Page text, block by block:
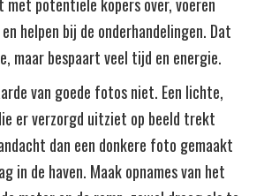
potentiele kopers over, voeren
helpen bij de onderhandelingen. Dat
maar bespaart veel tijd en energie.
van goede fotos niet. Een lichte,
er verzorgd uitziet op beeld trekt
dan een donkere foto gemaakt
in de haven. Maak opnames van het